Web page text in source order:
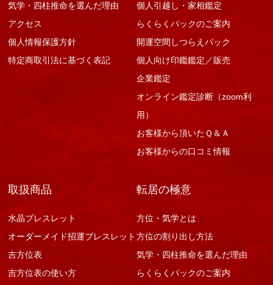
気学・四柱推命を選んだ理由
アクセス
個人情報保護方針
特定商取引法に基づく表記
個人引越し・家相鑑定
らくらくパックのご案内
開運空間しつらえパック
個人向け印鑑鑑定／販売
企業鑑定
オンライン鑑定診断（zoom利
用）
お客様から頂いたＱ＆Ａ
お客様からの口コミ情報
取扱商品
水晶ブレスレット
オーダーメイド招運ブレスレット
吉方位表
吉方位表の使い方
転居の極意
方位・気学とは
方位の割り出し方法
気学・四柱推命を選んだ理由
らくらくパックのご案内